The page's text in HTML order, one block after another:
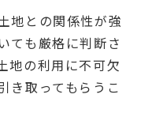
地との関係性が強
ても厳格に判断さ
地の利用に不可欠
き取ってもらうこ